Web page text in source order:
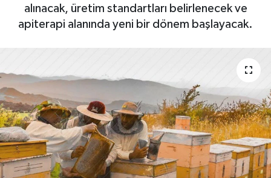
alınacak, üretim standartları belirlenecek ve
apiterapi alanında yeni bir dönem başlayacak.
EĞİTİM
YAŞAM
ÇEVRE
İLÇELER
RESMİ İLANLAR
KÜLTÜR
Son Dakika Haberleri
Haber Arşivi